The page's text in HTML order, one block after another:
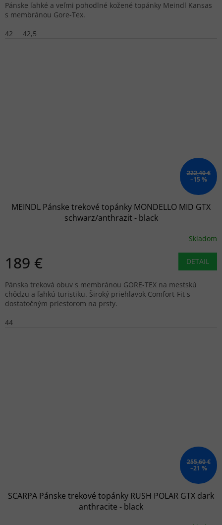
Pánske ľahké a veľmi pohodlné kožené topánky Meindl Kansas
s membránou Gore-Tex.
42
42,5
222,40 €
–15 %
MEINDL Pánske trekové topánky MONDELLO MID GTX
schwarz/anthrazit - black
Skladom
189 € DETAIL
Pánska treková obuv s membránou GORE-TEX na mestskú
chôdzu a ľahkú turistiku. Široký priehlavok Comfort-Fit s
dostatočným priestorom na prsty.
44
255,60 €
–21 %
SCARPA Pánske trekové topánky RUSH POLAR GTX dark
anthracite - black